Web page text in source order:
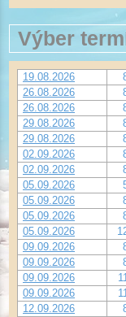
Výber
19.08.2026
26.08.2026
26.08.2026
29.08.2026
29.08.2026
02.09.2026
02.09.2026
05.09.2026
05.09.2026
05.09.2026
05.09.2026
09.09.2026
09.09.2026
09.09.2026
09.09.2026
12.09.2026